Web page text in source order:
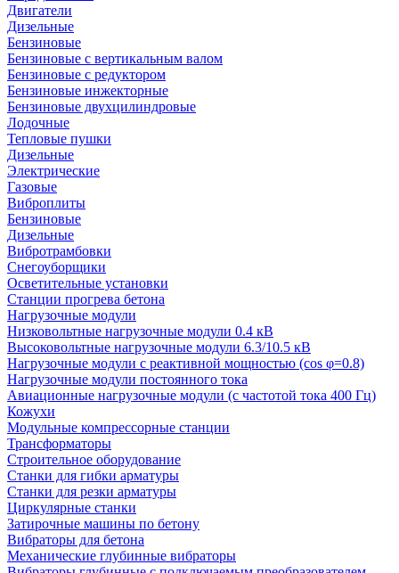
Двигатели
Дизельные
Бензиновые
Бензиновые с вертикальным валом
Бензиновые с редуктором
Бензиновые инжекторные
Бензиновые двухцилиндровые
Лодочные
Тепловые пушки
Дизельные
Электрические
Газовые
Виброплиты
Бензиновые
Дизельные
Вибротрамбовки
Снегоуборщики
Осветительные установки
Станции прогрева бетона
Нагрузочные модули
Низковольтные нагрузочные модули 0.4 кВ
Высоковольтные нагрузочные модули 6.3/10.5 кВ
Нагрузочные модули с реактивной мощностью (cos φ=0.8)
Нагрузочные модули постоянного тока
Авиационные нагрузочные модули (с частотой тока 400 Гц)
Кожухи
Модульные компрессорные станции
Трансформаторы
Строительное оборудование
Станки для гибки арматуры
Станки для резки арматуры
Циркулярные станки
Затирочные машины по бетону
Вибраторы для бетона
Механические глубинные вибраторы